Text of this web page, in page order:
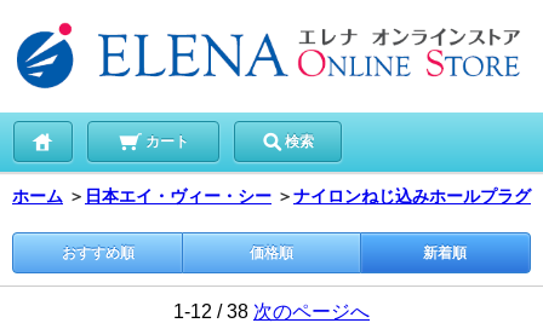
カート 検索
ホーム ＞ 日本エイ・ヴィー・シー ＞ナイロンねじ込みホールプラグ
おすすめ順 価格順 新着順
1-12 / 38 次のページへ